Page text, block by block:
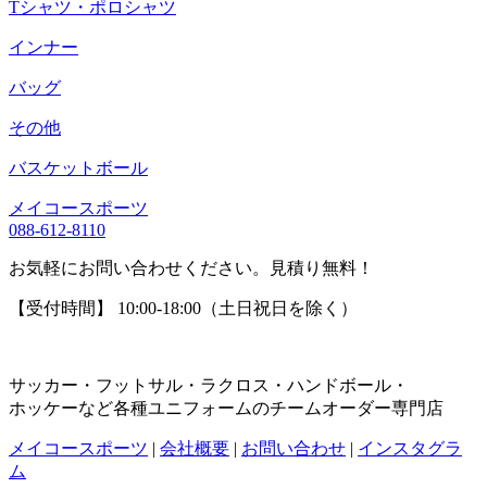
Tシャツ・ポロシャツ
インナー
バッグ
その他
バスケットボール
メイコースポーツ
088-612-8110
お気軽にお問い合わせください。見積り無料！
【受付時間】 10:00-18:00（土日祝日を除く）
サッカー・フットサル・ラクロス・ハンドボール・
ホッケーなど各種ユニフォームのチームオーダー専門店
メイコースポーツ | 会社概要 | お問い合わせ | インスタグラ
ム